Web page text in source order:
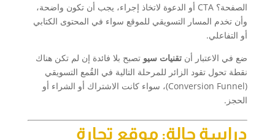
الصفحة؟ CTA أو الدعوة لاتخاذ إجراء، يجب أن تكون واضحة،
وأن تخدم المسار التسويقي للموقع سواء في المحتوى الكتابي
أو التفاعلي.
ضع في الاعتبار أن تقنيات سيو تصبح بلا فائدة إن لم تكن هناك
نقطة تحول تقود الزائر للمرحلة التالية في القُمع التسويقي
(Conversion Funnel)، سواء كانت الاشتراك أو الشراء أو
الحجز.
دراسة حالة: موقع تجارة